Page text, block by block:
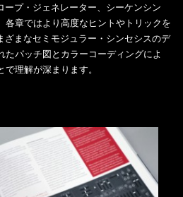
ープ・ジェネレーター、シーケンシン
各章ではより高度なヒントやトリックを
ざまなセミモジュラー・シンセシスのデ
たパッチ図とカラーコーディングによ
理解が深まります。